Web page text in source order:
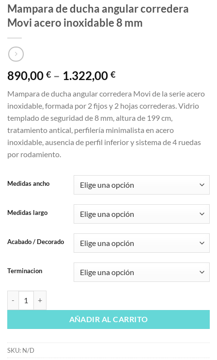
Mampara de ducha angular corredera
Movi acero inoxidable 8 mm
890,00 € – 1.322,00 €
Mampara de ducha angular corredera Movi de la serie acero
inoxidable, formada por 2 fijos y 2 hojas correderas. Vidrio
templado de seguridad de 8 mm, altura de 199 cm,
tratamiento antical, perfilería minimalista en acero
inoxidable, ausencia de perfil inferior y sistema de 4 ruedas
por rodamiento.
Medidas ancho
Medidas largo
Acabado / Decorado
Terminacion
AÑADIR AL CARRITO
SKU: N/D